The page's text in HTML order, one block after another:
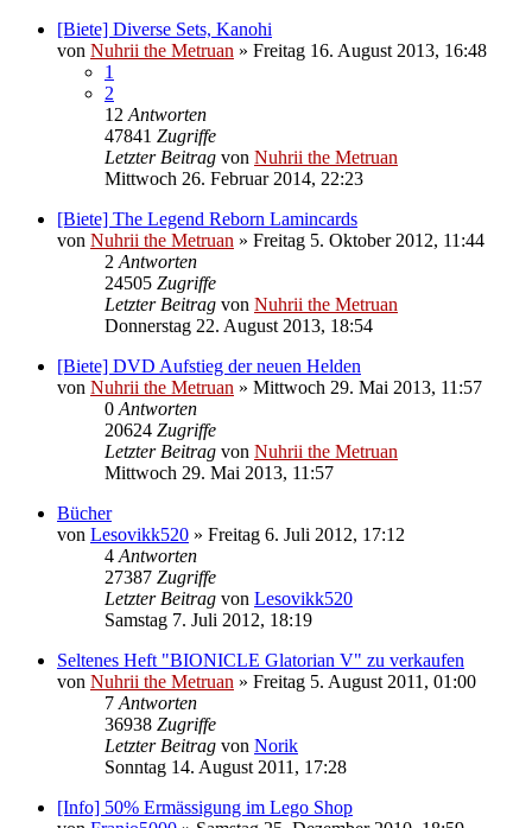
[Biete] Diverse Sets, Kanohi
von Nuhrii the Metruan » Freitag 16. August 2013, 16:48
1
2
12 Antworten
47841 Zugriffe
Letzter Beitrag von Nuhrii the Metruan
Mittwoch 26. Februar 2014, 22:23
[Biete] The Legend Reborn Lamincards
von Nuhrii the Metruan » Freitag 5. Oktober 2012, 11:44
2 Antworten
24505 Zugriffe
Letzter Beitrag von Nuhrii the Metruan
Donnerstag 22. August 2013, 18:54
[Biete] DVD Aufstieg der neuen Helden
von Nuhrii the Metruan » Mittwoch 29. Mai 2013, 11:57
0 Antworten
20624 Zugriffe
Letzter Beitrag von Nuhrii the Metruan
Mittwoch 29. Mai 2013, 11:57
Bücher
von Lesovikk520 » Freitag 6. Juli 2012, 17:12
4 Antworten
27387 Zugriffe
Letzter Beitrag von Lesovikk520
Samstag 7. Juli 2012, 18:19
Seltenes Heft "BIONICLE Glatorian V" zu verkaufen
von Nuhrii the Metruan » Freitag 5. August 2011, 01:00
7 Antworten
36938 Zugriffe
Letzter Beitrag von Norik
Sonntag 14. August 2011, 17:28
[Info] 50% Ermässigung im Lego Shop